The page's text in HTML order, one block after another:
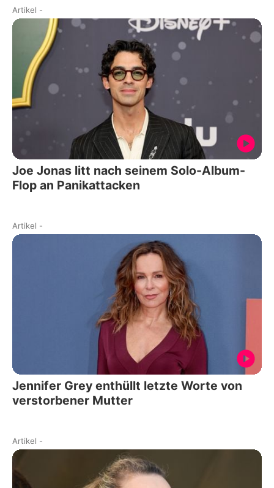
Artikel -
Joe Jonas litt nach seinem Solo-Album-
Flop an Panikattacken
Artikel -
Jennifer Grey enthüllt letzte Worte von
verstorbener Mutter
Artikel -